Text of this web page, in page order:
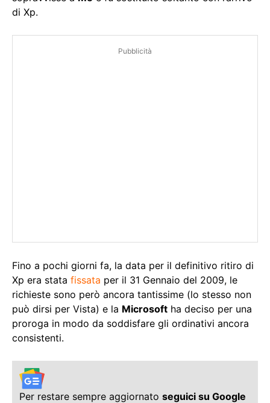
di Xp.
Pubblicità
Fino a pochi giorni fa, la data per il definitivo ritiro di
Xp era stata fissata per il 31 Gennaio del 2009, le
richieste sono però ancora tantissime (lo stesso non
può dirsi per Vista) e la Microsoft ha deciso per una
proroga in modo da soddisfare gli ordinativi ancora
consistenti.
Per restare sempre aggiornato seguici su Google